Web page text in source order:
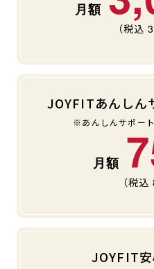
（税込
JOYFITあんしん
※あんしんサポー
（税込
JOYFIT